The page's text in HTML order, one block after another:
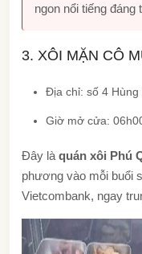
ngon nổi tiếng đáng
3. XÔI MẶN CÔ
Địa chỉ: số 4
Giờ mở cửa:
Đây là quán xôi Phú
phương vào mỗi buổi
Vietcombank, ngay